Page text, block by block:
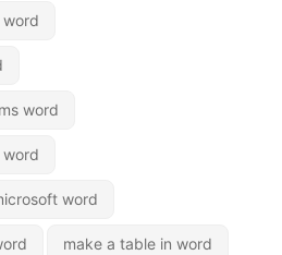
word
word
word
make a table in word